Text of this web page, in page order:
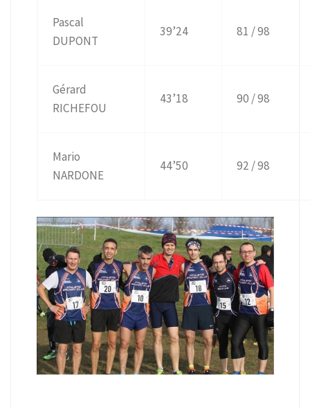
Pascal
DUPONT
39’24 81 / 98
Gérard
RICHEFOU
43’18 90 / 98
Mario
NARDONE
44’50 92 / 98